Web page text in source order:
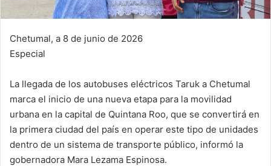
Chetumal, a 8 de junio de 2026
Especial
La llegada de los autobuses eléctricos Taruk a Chetumal
marca el inicio de una nueva etapa para la movilidad
urbana en la capital de Quintana Roo, que se convertirá en
la primera ciudad del país en operar este tipo de unidades
dentro de un sistema de transporte público, informó la
gobernadora Mara Lezama Espinosa.